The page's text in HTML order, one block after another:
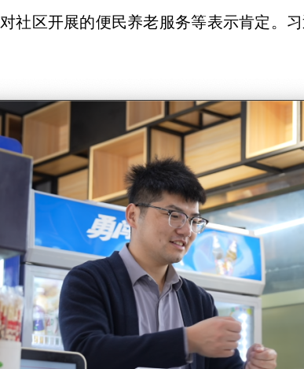
社区开展的便民养老服务等表示肯定。